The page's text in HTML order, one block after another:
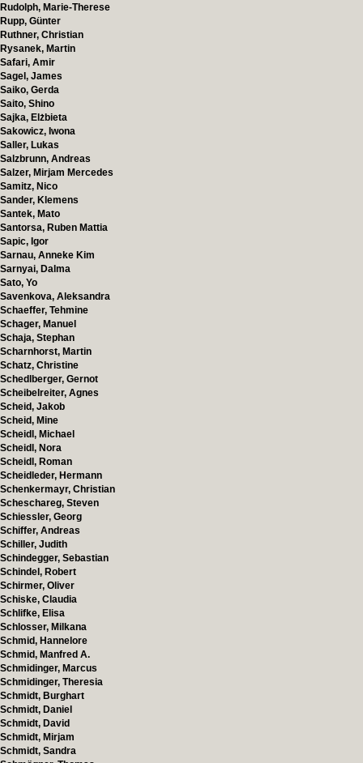
Rudolph, Marie-Therese
Rupp, Günter
Ruthner, Christian
Rysanek, Martin
Safari, Amir
Sagel, James
Saiko, Gerda
Saito, Shino
Sajka, Elżbieta
Sakowicz, Iwona
Saller, Lukas
Salzbrunn, Andreas
Salzer, Mirjam Mercedes
Samitz, Nico
Sander, Klemens
Santek, Mato
Santorsa, Ruben Mattia
Sapic, Igor
Sarnau, Anneke Kim
Sarnyai, Dalma
Sato, Yo
Savenkova, Aleksandra
Schaeffer, Tehmine
Schager, Manuel
Schaja, Stephan
Scharnhorst, Martin
Schatz, Christine
Schedlberger, Gernot
Scheibelreiter, Agnes
Scheid, Jakob
Scheid, Mine
Scheidl, Michael
Scheidl, Nora
Scheidl, Roman
Scheidleder, Hermann
Schenkermayr, Christian
Scheschareg, Steven
Schiessler, Georg
Schiffer, Andreas
Schiller, Judith
Schindegger, Sebastian
Schindel, Robert
Schirmer, Oliver
Schiske, Claudia
Schlifke, Elisa
Schlosser, Milkana
Schmid, Hannelore
Schmid, Manfred A.
Schmidinger, Marcus
Schmidinger, Theresia
Schmidt, Burghart
Schmidt, Daniel
Schmidt, David
Schmidt, Mirjam
Schmidt, Sandra